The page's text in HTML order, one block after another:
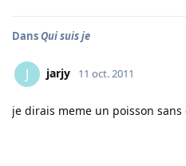
DansQui suis je
J jarjy 11 oct. 2011
je dirais meme un poisson